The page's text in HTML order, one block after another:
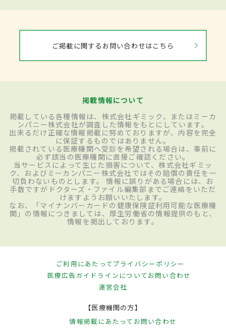
ご掲載に関するお問い合わせはこちら
掲載情報について
掲載している各種情報は、株式会社ギミック、またはミーカ
ンパニー株式会社が調査した情報をもとにしています。
出来るだけ正確な情報掲載に努めておりますが、内容を完全
に保証するものではありません。
掲載されている医療機関へ受診を希望される場合は、事前に
必ず該当の医療機関に直接ご確認ください。
当サービスによって生じた損害について、株式会社ギミッ
ク、およびミーカンパニー株式会社ではその賠償の責任を一
切負わないものとします。 情報に誤りがある場合には、お
手数ですがドクターズ・ファイル編集部までご連絡をいただ
けますようお願いいたします。
なお、「マイナンバーカードの健康保険証利用可能な医療機
関」の情報につきましては、厚生労働省の情報提供のもと、
情報を掲出しております。
ご利用にあたってプライバシーポリシー
医療広告ガイドラインについてお問い合わせ
運営会社
【医療機関の方】
情報掲載にあたって お問い合わせ